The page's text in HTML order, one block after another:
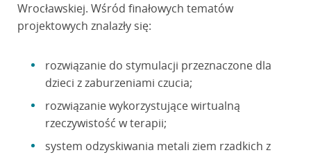
Wrocławskiej. Wśród finałowych tematów
projektowych znalazły się:
rozwiązanie do stymulacji przeznaczone dla
dzieci z zaburzeniami czucia;
rozwiązanie wykorzystujące wirtualną
rzeczywistość w terapii;
system odzyskiwania metali ziem rzadkich z